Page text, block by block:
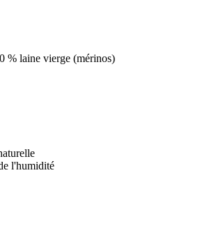
% laine vierge (mérinos)
l'humidité